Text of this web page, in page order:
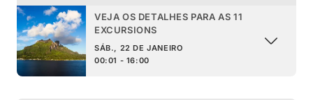
VEJA OS DETALHES PARA AS 11
EXCURSIONS
SÁB., 22 DE JANEIRO
00:01 - 16:00